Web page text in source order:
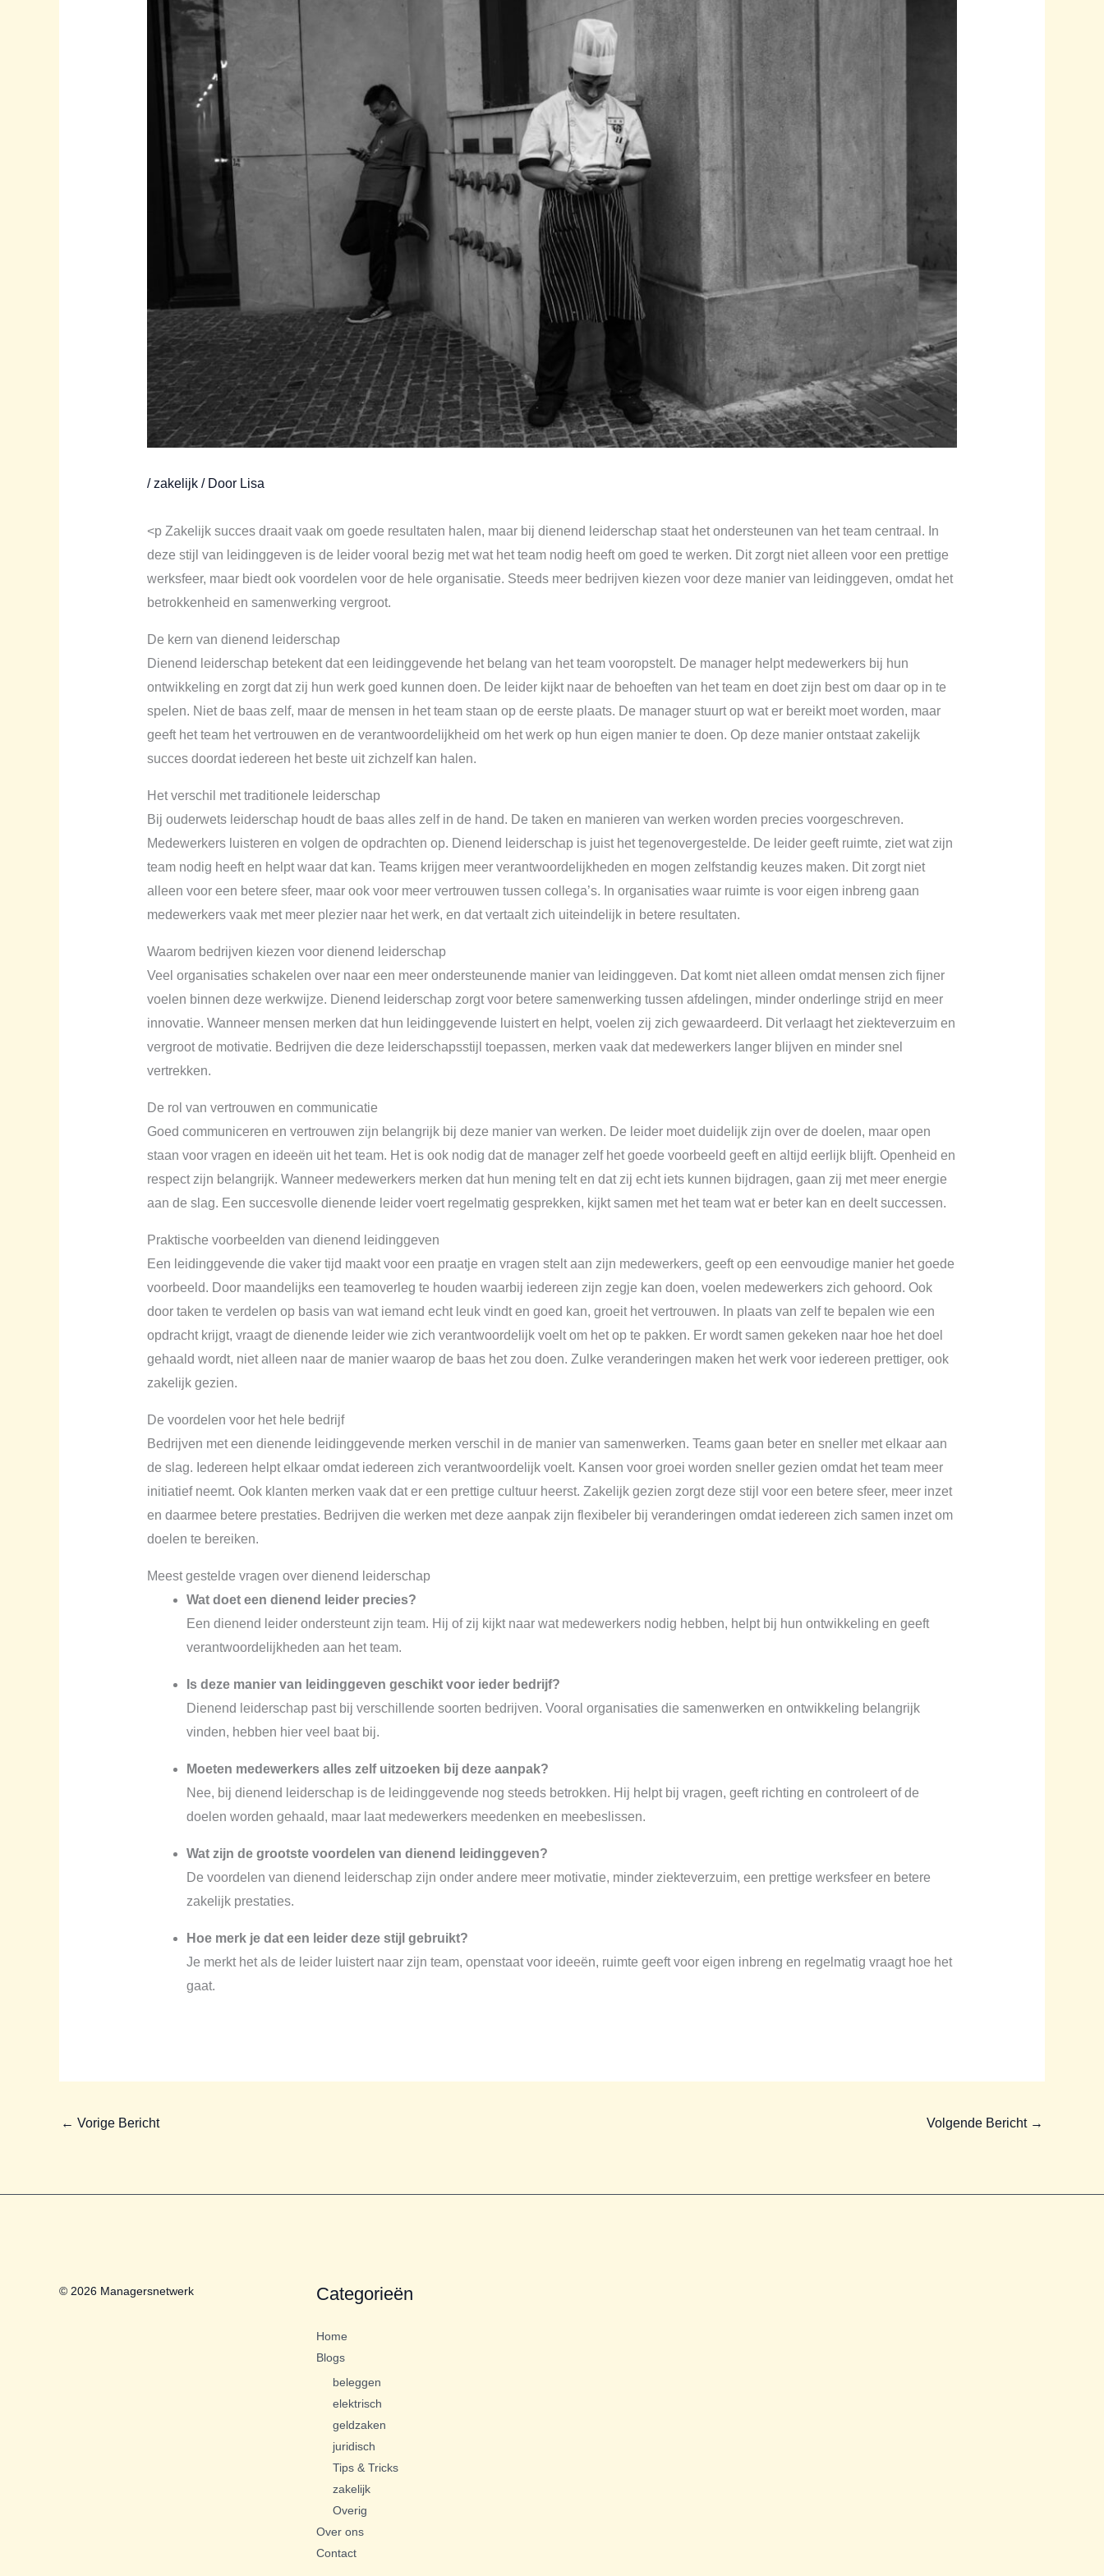
/zakelijk/ Door Lisa
<p Zakelijk succes draait vaak om goede resultaten halen, maar bij dienend leiderschap staat het ondersteunen van het team centraal. In
deze stijl van leidinggeven is de leider vooral bezig met wat het team nodig heeft om goed te werken. Dit zorgt niet alleen voor een prettige
werksfeer, maar biedt ook voordelen voor de hele organisatie. Steeds meer bedrijven kiezen voor deze manier van leidinggeven, omdat het
betrokkenheid en samenwerking vergroot.
De kern van dienend leiderschap
Dienend leiderschap betekent dat een leidinggevende het belang van het team vooropstelt. De manager helpt medewerkers bij hun
ontwikkeling en zorgt dat zij hun werk goed kunnen doen. De leider kijkt naar de behoeften van het team en doet zijn best om daar op in te
spelen. Niet de baas zelf, maar de mensen in het team staan op de eerste plaats. De manager stuurt op wat er bereikt moet worden, maar
geeft het team het vertrouwen en de verantwoordelijkheid om het werk op hun eigen manier te doen. Op deze manier ontstaat zakelijk
succes doordat iedereen het beste uit zichzelf kan halen.
Het verschil met traditionele leiderschap
Bij ouderwets leiderschap houdt de baas alles zelf in de hand. De taken en manieren van werken worden precies voorgeschreven.
Medewerkers luisteren en volgen de opdrachten op. Dienend leiderschap is juist het tegenovergestelde. De leider geeft ruimte, ziet wat zijn
team nodig heeft en helpt waar dat kan. Teams krijgen meer verantwoordelijkheden en mogen zelfstandig keuzes maken. Dit zorgt niet
alleen voor een betere sfeer, maar ook voor meer vertrouwen tussen collega’s. In organisaties waar ruimte is voor eigen inbreng gaan
medewerkers vaak met meer plezier naar het werk, en dat vertaalt zich uiteindelijk in betere resultaten.
Waarom bedrijven kiezen voor dienend leiderschap
Veel organisaties schakelen over naar een meer ondersteunende manier van leidinggeven. Dat komt niet alleen omdat mensen zich fijner
voelen binnen deze werkwijze. Dienend leiderschap zorgt voor betere samenwerking tussen afdelingen, minder onderlinge strijd en meer
innovatie. Wanneer mensen merken dat hun leidinggevende luistert en helpt, voelen zij zich gewaardeerd. Dit verlaagt het ziekteverzuim en
vergroot de motivatie. Bedrijven die deze leiderschapsstijl toepassen, merken vaak dat medewerkers langer blijven en minder snel
vertrekken.
De rol van vertrouwen en communicatie
Goed communiceren en vertrouwen zijn belangrijk bij deze manier van werken. De leider moet duidelijk zijn over de doelen, maar open
staan voor vragen en ideeën uit het team. Het is ook nodig dat de manager zelf het goede voorbeeld geeft en altijd eerlijk blijft. Openheid en
respect zijn belangrijk. Wanneer medewerkers merken dat hun mening telt en dat zij echt iets kunnen bijdragen, gaan zij met meer energie
aan de slag. Een succesvolle dienende leider voert regelmatig gesprekken, kijkt samen met het team wat er beter kan en deelt successen.
Praktische voorbeelden van dienend leidinggeven
Een leidinggevende die vaker tijd maakt voor een praatje en vragen stelt aan zijn medewerkers, geeft op een eenvoudige manier het goede
voorbeeld. Door maandelijks een teamoverleg te houden waarbij iedereen zijn zegje kan doen, voelen medewerkers zich gehoord. Ook
door taken te verdelen op basis van wat iemand echt leuk vindt en goed kan, groeit het vertrouwen. In plaats van zelf te bepalen wie een
opdracht krijgt, vraagt de dienende leider wie zich verantwoordelijk voelt om het op te pakken. Er wordt samen gekeken naar hoe het doel
gehaald wordt, niet alleen naar de manier waarop de baas het zou doen. Zulke veranderingen maken het werk voor iedereen prettiger, ook
zakelijk gezien.
De voordelen voor het hele bedrijf
Bedrijven met een dienende leidinggevende merken verschil in de manier van samenwerken. Teams gaan beter en sneller met elkaar aan
de slag. Iedereen helpt elkaar omdat iedereen zich verantwoordelijk voelt. Kansen voor groei worden sneller gezien omdat het team meer
initiatief neemt. Ook klanten merken vaak dat er een prettige cultuur heerst. Zakelijk gezien zorgt deze stijl voor een betere sfeer, meer inzet
en daarmee betere prestaties. Bedrijven die werken met deze aanpak zijn flexibeler bij veranderingen omdat iedereen zich samen inzet om
doelen te bereiken.
Meest gestelde vragen over dienend leiderschap
Wat doet een dienend leider precies?
Een dienend leider ondersteunt zijn team. Hij of zij kijkt naar wat medewerkers nodig hebben, helpt bij hun ontwikkeling en geeft
verantwoordelijkheden aan het team.
Is deze manier van leidinggeven geschikt voor ieder bedrijf?
Dienend leiderschap past bij verschillende soorten bedrijven. Vooral organisaties die samenwerken en ontwikkeling belangrijk
vinden, hebben hier veel baat bij.
Moeten medewerkers alles zelf uitzoeken bij deze aanpak?
Nee, bij dienend leiderschap is de leidinggevende nog steeds betrokken. Hij helpt bij vragen, geeft richting en controleert of de
doelen worden gehaald, maar laat medewerkers meedenken en meebeslissen.
Wat zijn de grootste voordelen van dienend leidinggeven?
De voordelen van dienend leiderschap zijn onder andere meer motivatie, minder ziekteverzuim, een prettige werksfeer en betere
zakelijk prestaties.
Hoe merk je dat een leider deze stijl gebruikt?
Je merkt het als de leider luistert naar zijn team, openstaat voor ideeën, ruimte geeft voor eigen inbreng en regelmatig vraagt hoe het
gaat.
← Vorige Bericht Volgende Bericht →
© 2026 Managersnetwerk Categorieën
Home
Blogs
beleggen
elektrisch
geldzaken
juridisch
Tips & Tricks
zakelijk
Overig
Over ons
Contact